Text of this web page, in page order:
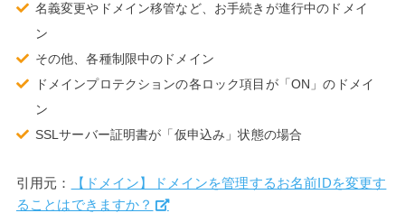
名義変更やドメイン移管など、お手続きが進行中のドメイ
ン
その他、各種制限中のドメイン
ドメインプロテクションの各ロック項目が「ON」のドメイ
ン
SSLサーバー証明書が「仮申込み」状態の場合
引用元：
【ドメイン】ドメインを管理するお名前IDを変更す
ることはできますか？